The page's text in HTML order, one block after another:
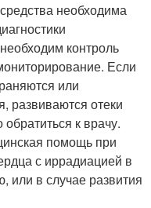
необходима
контроль
Если
или
развиваются отеки
к врачу.
помощь при
с иррадиацией в
или в случае развития